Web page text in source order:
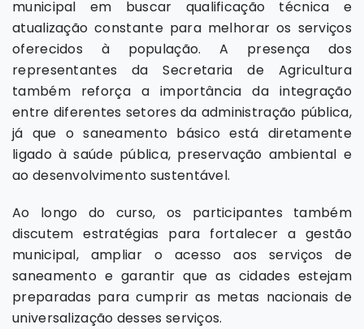
municipal em buscar qualificação técnica e
atualização constante para melhorar os serviços
oferecidos à população. A presença dos
representantes da Secretaria de Agricultura
também reforça a importância da integração
entre diferentes setores da administração pública,
já que o saneamento básico está diretamente
ligado à saúde pública, preservação ambiental e
ao desenvolvimento sustentável.
Ao longo do curso, os participantes também
discutem estratégias para fortalecer a gestão
municipal, ampliar o acesso aos serviços de
saneamento e garantir que as cidades estejam
preparadas para cumprir as metas nacionais de
universalização desses serviços.